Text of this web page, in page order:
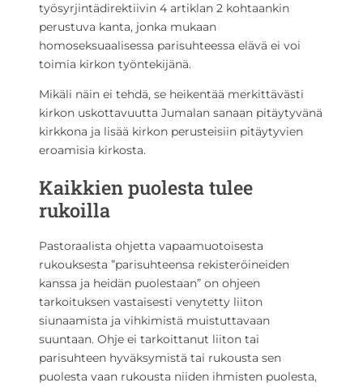
työsyrjintädirektiivin 4 artiklan 2 kohtaankin
perustuva kanta, jonka mukaan
homoseksuaalisessa parisuhteessa elävä ei voi
toimia kirkon työntekijänä.
Mikäli näin ei tehdä, se heikentää merkittävästi
kirkon uskottavuutta Jumalan sanaan pitäytyvänä
kirkkona ja lisää kirkon perusteisiin pitäytyvien
eroamisia kirkosta.
Kaikkien puolesta tulee
rukoilla
Pastoraalista ohjetta vapaamuotoisesta
rukouksesta ”parisuhteensa rekisteröineiden
kanssa ja heidän puolestaan” on ohjeen
tarkoituksen vastaisesti venytetty liiton
siunaamista ja vihkimistä muistuttavaan
suuntaan. Ohje ei tarkoittanut liiton tai
parisuhteen hyväksymistä tai rukousta sen
puolesta vaan rukousta niiden ihmisten puolesta,